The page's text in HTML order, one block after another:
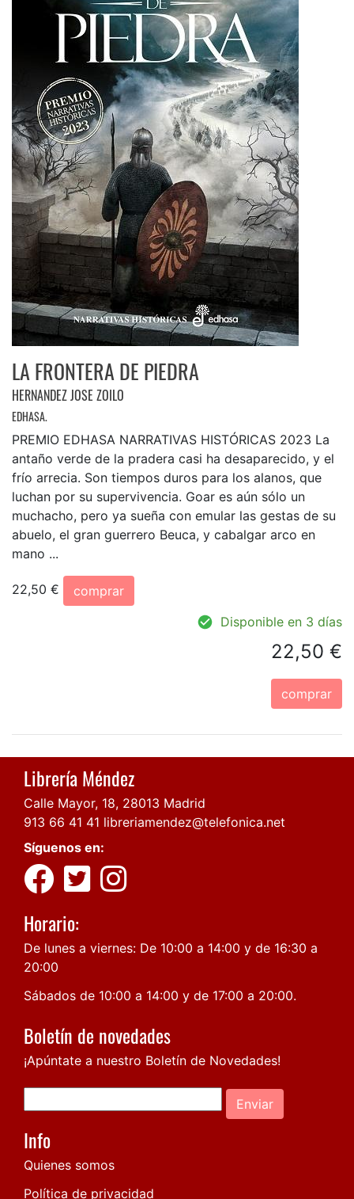
LA FRONTERA DE PIEDRA
HERNANDEZ JOSE ZOILO
EDHASA.
PREMIO EDHASA NARRATIVAS HISTÓRICAS 2023 La
antaño verde de la pradera casi ha desaparecido, y el
frío arrecia. Son tiempos duros para los alanos, que
luchan por su supervivencia. Goar es aún sólo un
muchacho, pero ya sueña con emular las gestas de su
abuelo, el gran guerrero Beuca, y cabalgar arco en
mano ...
22,50 €
comprar
Disponible en 3 días
22,50 €
comprar
Librería Méndez
Calle Mayor, 18, 28013 Madrid
913 66 41 41 libreriamendez@telefonica.net
Síguenos en:
Horario:
De lunes a viernes: De 10:00 a 14:00 y de 16:30 a
20:00
Sábados de 10:00 a 14:00 y de 17:00 a 20:00.
Boletín de novedades
¡Apúntate a nuestro Boletín de Novedades!
Enviar
Info
Quienes somos
Política de privacidad